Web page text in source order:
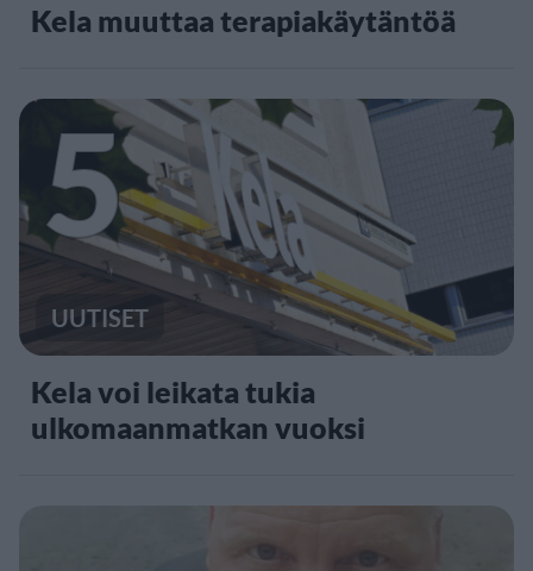
Kela muuttaa terapiakäytäntöä
5
UUTISET
Kela voi leikata tukia
ulkomaanmatkan vuoksi